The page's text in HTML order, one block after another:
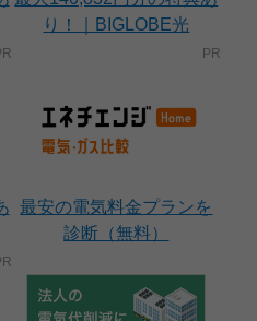
り！｜BIGLOBE光
最安の電気料金プランを
診断（無料）